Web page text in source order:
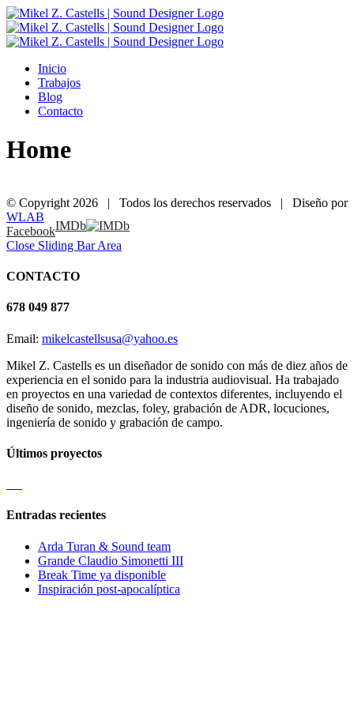
Inicio
Trabajos
Blog
Contacto
Home
© Copyright 2026 | Todos los derechos reservados | Diseño por
WLAB
FacebookIMDb
Close Sliding Bar Area
CONTACTO
678 049 877
Email: mikelcastellsusa@yahoo.es
Mikel Z. Castells es un diseñador de sonido con más de diez años de
experiencia en el sonido para la industria audiovisual. Ha trabajado
en proyectos en una variedad de contextos diferentes, incluyendo el
diseño de sonido, mezclas, foley, grabación de ADR, locuciones,
ingeniería de sonido y grabación de campo.
Últimos proyectos
Entradas recientes
Arda Turan & Sound team
Grande Claudio Simonetti III
Break Time ya disponible
Inspiración post-apocalíptica